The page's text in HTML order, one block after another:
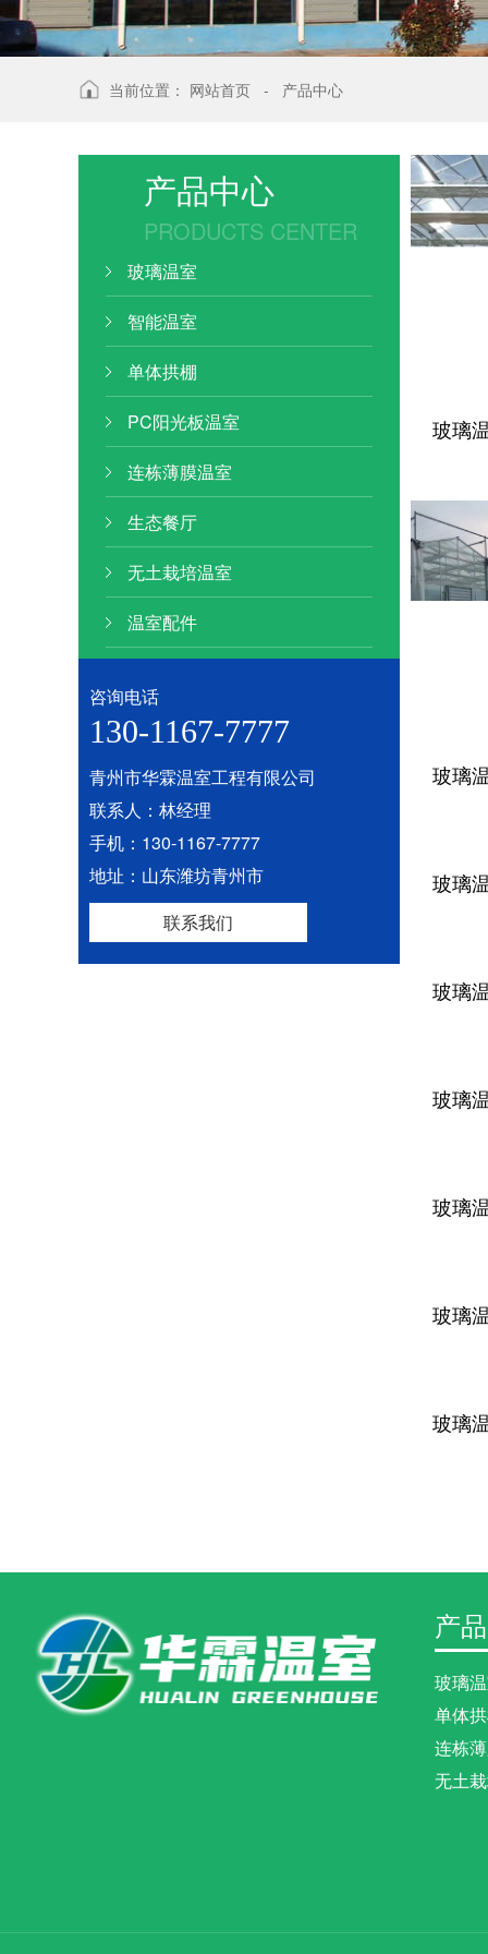
当前位置： 网站首页 - 产品中心
产品中心
PRODUCTS CENTER
玻璃温室
智能温室
单体拱棚
PC阳光板温室
连栋薄膜温室
生态餐厅
无土栽培温室
温室配件
咨询电话
130-1167-7777
青州市华霖温室工程有限公司
联系人：林经理
手机：130-1167-7777
地址：山东潍坊青州市
联系我们
玻璃
玻璃
玻璃
玻璃
玻璃
玻璃
玻璃
玻璃
产
玻璃
单体
连栋
无土